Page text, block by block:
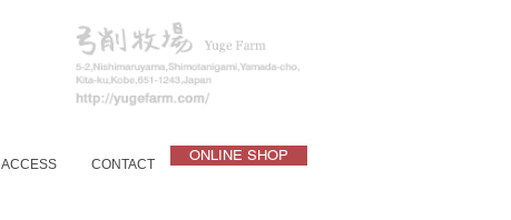
ONLINE SHOP
ACCESS CONTACT